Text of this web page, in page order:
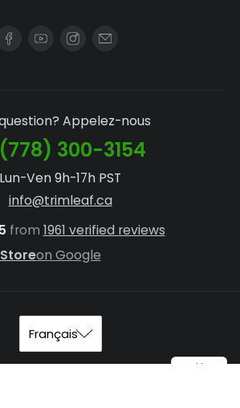
Appelez-nous
(778) 300-3154
Lun-Ven 9h-17h PST
info@trimleaf.ca
from 1961 verified reviews
on Google